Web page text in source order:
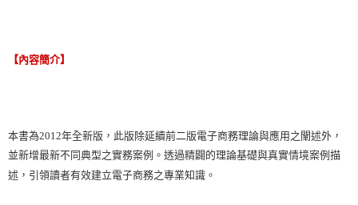
【內容簡介】
本書為2012年全新版，此版除延續前二版電子商務理論與應用之闡述外，
並新增最新不同典型之實務案例。透過精闢的理論基礎與真實情境案例描
述，引領讀者有效建立電子商務之專業知識。